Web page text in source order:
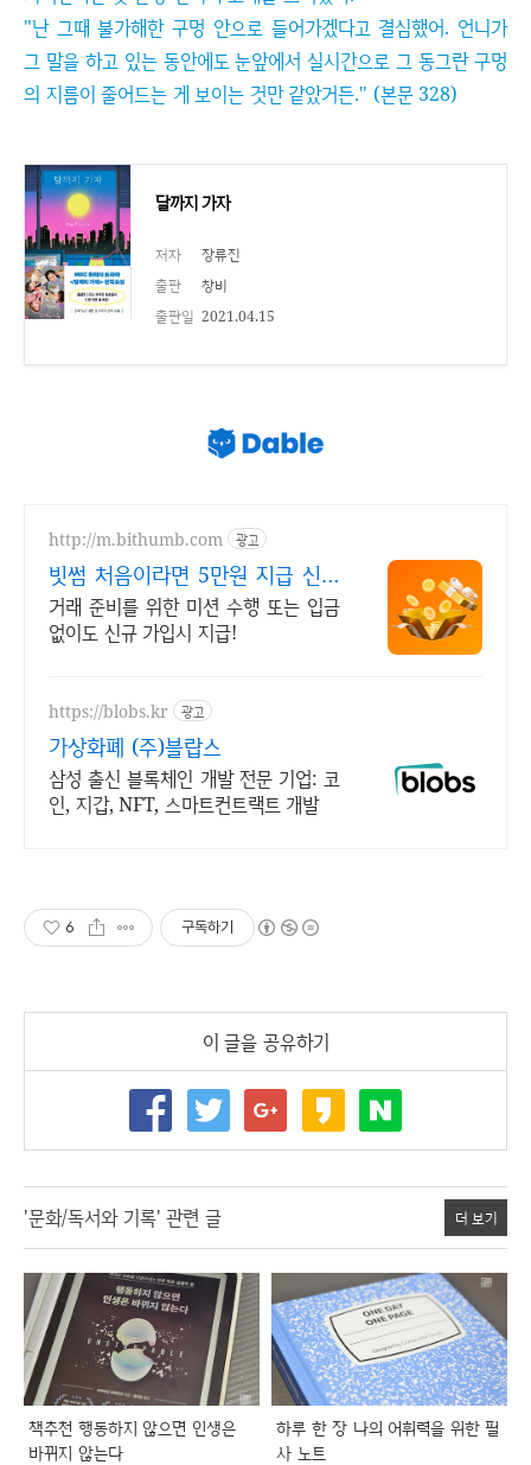
"난 그때 불가해한 구멍 안으로 들어가겠다고 결심했어. 언니가
그 말을 하고 있는 동안에도 눈앞에서 실시간으로 그 동그란 구멍
의 지름이 줄어드는 게 보이는 것만 같았거든." (본문 328)
달까지 가자
저자
장류진
출판
창비
출판일 2021.04.15
http://m.bithumb.com 광고
빗썸 처음이라면 5만원 지급 신규
가입 시 5만원 혜택
거래 준비를 위한 미션 수행 또는 입금
없이도 신규 가입시 지급!
https://blobs.kr 광고
가상화폐 (주)블랍스
삼성 출신 블록체인 개발 전문 기업: 코
인, 지갑, NFT, 스마트컨트랙트 개발
6 구독하기
이 글을 공유하기
'문화/독서와 기록' 관련 글 더 보기
책추천 행동하지 않으면 인생은
바뀌지 않는다
하루 한 장 나의 어휘력을 위한 필
사 노트